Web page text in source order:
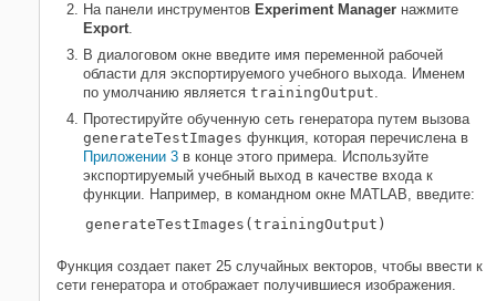
На панели инструментов Experiment Manager нажмите
Export.
В диалоговом окне введите имя переменной рабочей
области для экспортируемого учебного выхода. Именем
по умолчанию является trainingOutput.
Протестируйте обученную сеть генератора путем вызова
generateTestImages функция, которая перечислена в
Приложении 3 в конце этого примера. Используйте
экспортируемый учебный выход в качестве входа к
функции. Например, в командном окне MATLAB, введите:
generateTestImages(trainingOutput)
Функция создает пакет 25 случайных векторов, чтобы ввести к
сети генератора и отображает получившиеся изображения.